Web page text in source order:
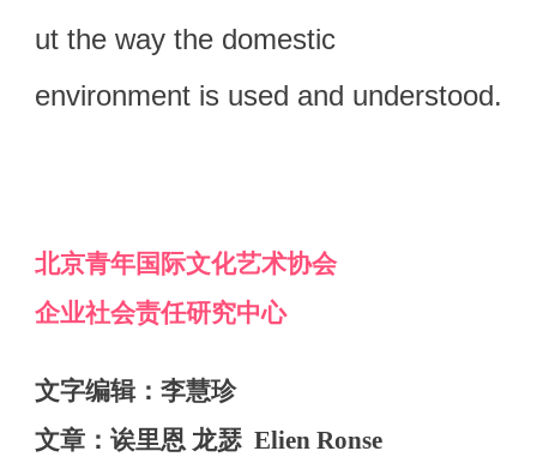
ut the way the domestic
environment is used and understood.
北京青年国际文化艺术协会
企业社会责任研究中心
文字编辑：李慧珍
文章： 诶里恩 龙瑟 Elien Ronse